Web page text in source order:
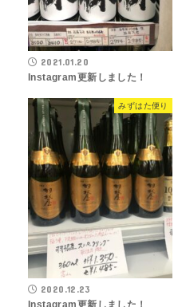
2021.01.20
Instagram更新しました！
みずはた便り
2020.12.23
Instagram更新しました！